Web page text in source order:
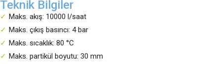
Teknik Bilgiler
Maks. akış: 10000 l/saat
Maks. çıkış basıncı: 4 bar
Maks. sıcaklık: 80 °C
Maks. partikül boyutu: 30 mm